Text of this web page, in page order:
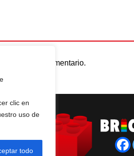
clic en
uso de
todo
publicar un comentario.